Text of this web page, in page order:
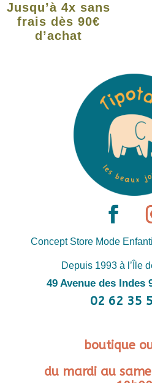
Jusqu’à 4x sans
frais dès 90€
d’achat
Concept Store Mode
Depuis 1993 à l’Île
49 Avenue des Indes
02 62 35
boutique
du mardi au